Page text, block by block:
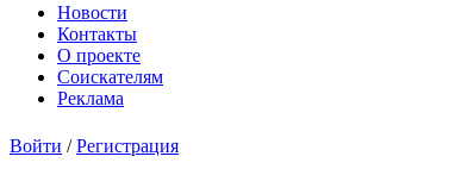
Новости
Контакты
О проекте
Соискателям
Реклама
Войти /Регистрация